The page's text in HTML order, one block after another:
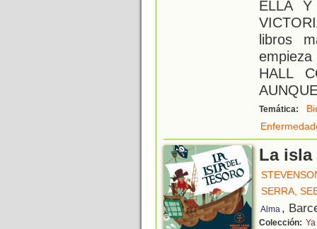
ELLA Y
libros
HALL
Temática:
La
SERRA,
Alma ,
Colección: